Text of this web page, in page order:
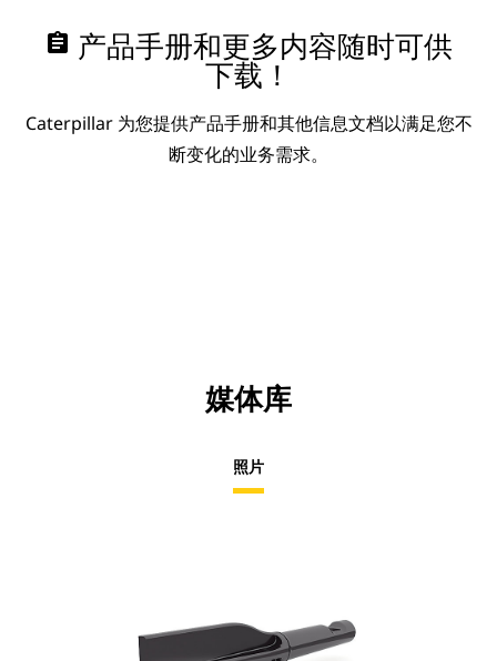
assignment 产品手册和更多内容随时可供
下载！
Caterpillar 为您提供产品手册和其他信息文档以满足您不
断变化的业务需求。
媒体库
照片